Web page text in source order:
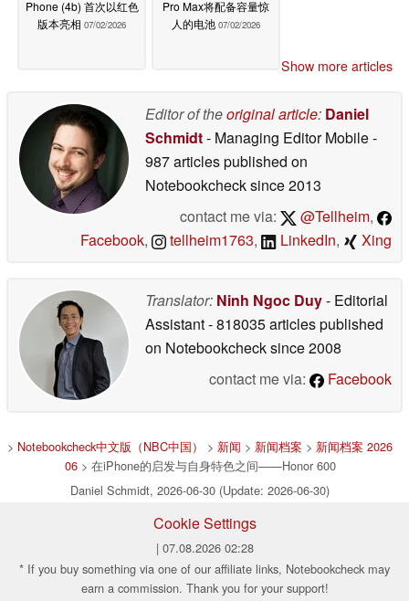
Phone (4b) 首次以红色
版本亮相 07/02/2026
Pro Max将配备容量惊
人的电池 07/02/2026
Show more articles
Editor of theoriginal article: Daniel
Schmidt- Managing Editor Mobile-
987 articles published on
Notebookchecksince 2013
contact me via:
@Tellheim,
Facebook, tellheim1763, LinkedIn, Xing
Translator: Ninh Ngoc Duy- Editorial
Assistant- 818035 articles published
on Notebookchecksince 2008
contact me via:
Facebook
> Notebookcheck中文版（NBC中国） > 新闻 > 新闻档案 > 新闻档案 2026
06> 在iPhone的启发与自身特色之间——Honor 600
Daniel Schmidt, 2026-06-30 (Update: 2026-06-30)
Cookie Settings
| 07.08.2026 02:28
* If you buy something via one of our affiliate links, Notebookcheck may
earn a commission. Thank you for your support!